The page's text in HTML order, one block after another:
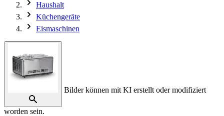
Haushalt
Küchengeräte
Eismaschinen
Bilder können mit KI erstellt oder modifiziert
worden sein.